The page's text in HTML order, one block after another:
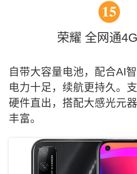
15
荣耀 全网通
自带大容量电池，配合AI智
电力十足，续航更持久。
硬件直出，搭配大感光元
丰富。